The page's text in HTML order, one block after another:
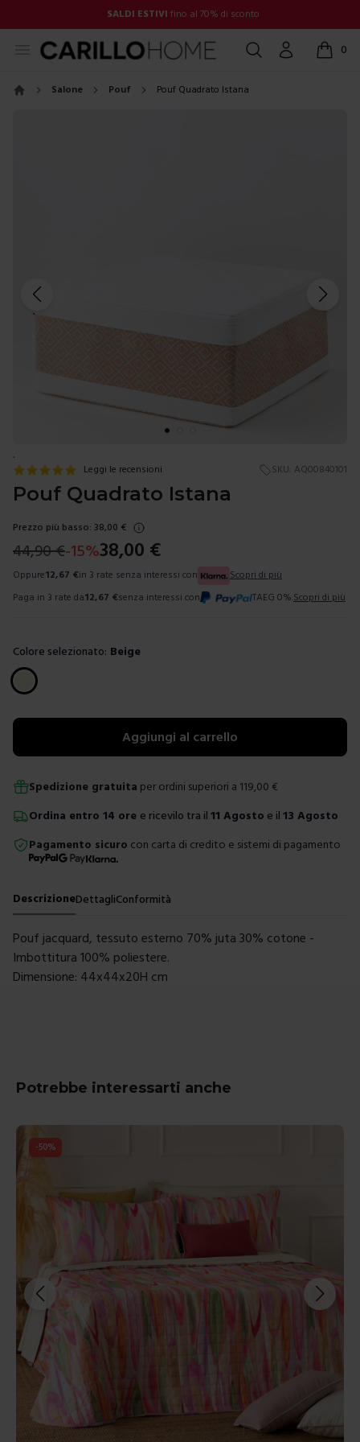
SALDI ESTIVI fino al 70% di sconto
Open menu Cerca Account 0
items
Salone Pouf Pouf Quadrato Istana
.
Leggi le recensioni SKU: AQ00840101
Pouf Quadrato Istana
Prezzo più basso: 38,00 €
44,90€-15%38,00 €
Oppure12,67 €in 3 rate senza interessi con
Scopri di più
Paga in 3 rate da12,67 €senza interessi con TAEG 0%. Scopri di più
Colore selezionato: Beige
Scegli un colore
Aggiungi al carrello
Spedizione gratuita per ordini superiori a 119,00 €
Ordina entro 14 ore e ricevilo tra il 11 Agosto e il 13 Agosto
Pagamento sicuro con carta di credito e sistemi di pagamento
DescrizioneDettagliConformità
Pouf jacquard, tessuto esterno 70% juta 30% cotone -
Imbottitura 100% poliestere.
Dimensione: 44x44x20H cm
Potrebbe interessarti anche
-50%